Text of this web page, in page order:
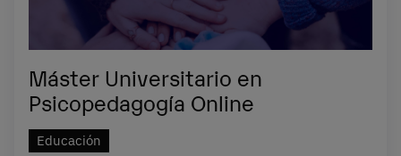
Máster Universitario en
Psicopedagogía Online
Educación